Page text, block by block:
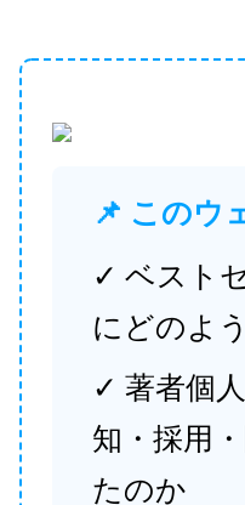
📌 このウ
✓ ベスト
にどのよ
✓ 著者個
知・採用
たのか